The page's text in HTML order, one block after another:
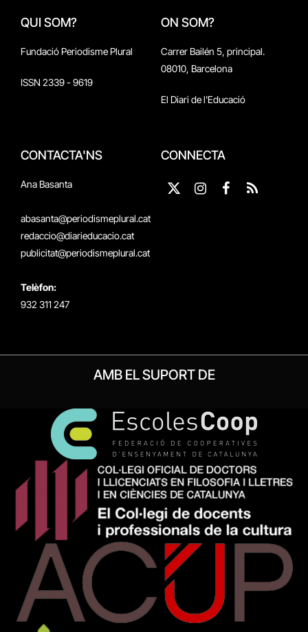
QUI SOM?
Fundació Periodisme Plural
ISSN 2339 - 9619
ON SOM?
Carrer Bailén 5, principal.
08010, Barcelona
El Diari de l'Educació
CONTACTA'NS
Ana Basanta
abasanta@periodismeplural.cat
redaccio@diarieducacio.cat
publicitat@periodismeplural.cat
Telèfon:
932 311 247
CONNECTA
X
Instagram
Facebook
RSS
AMB EL SUPORT DE